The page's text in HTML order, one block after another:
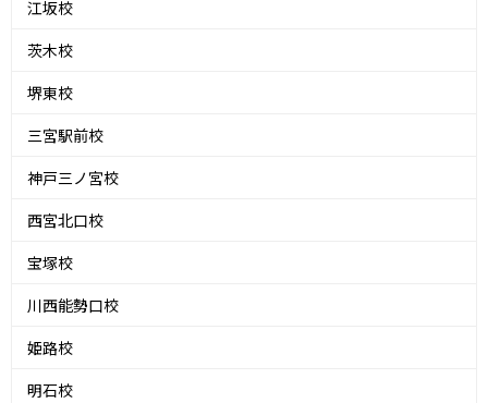
江坂校
茨木校
堺東校
三宮駅前校
神戸三ノ宮校
西宮北口校
宝塚校
川西能勢口校
姫路校
明石校